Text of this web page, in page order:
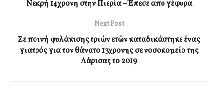
Νεκρή 14χρονη στην Πιερία – Έπεσε από γέφυρα
Next Post
Σε ποινή φυλάκισης τριών ετών καταδικάστηκε ένας
γιατρός για τον θάνατο 13χρονης σε νοσοκομείο της
Λάρισας το 2019